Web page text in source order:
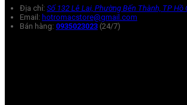
Địa chỉ: Số 132 Lê Lai, Phường Bến Thành, TP Hồ
Email: hotromacstore@gmail.com
Bán hàng: 0935023023 (24/7)